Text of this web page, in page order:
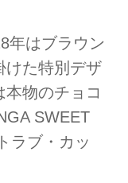
年はブラウン
けた特別デザ
物のチョコ
SWEET
ラブ・カッ